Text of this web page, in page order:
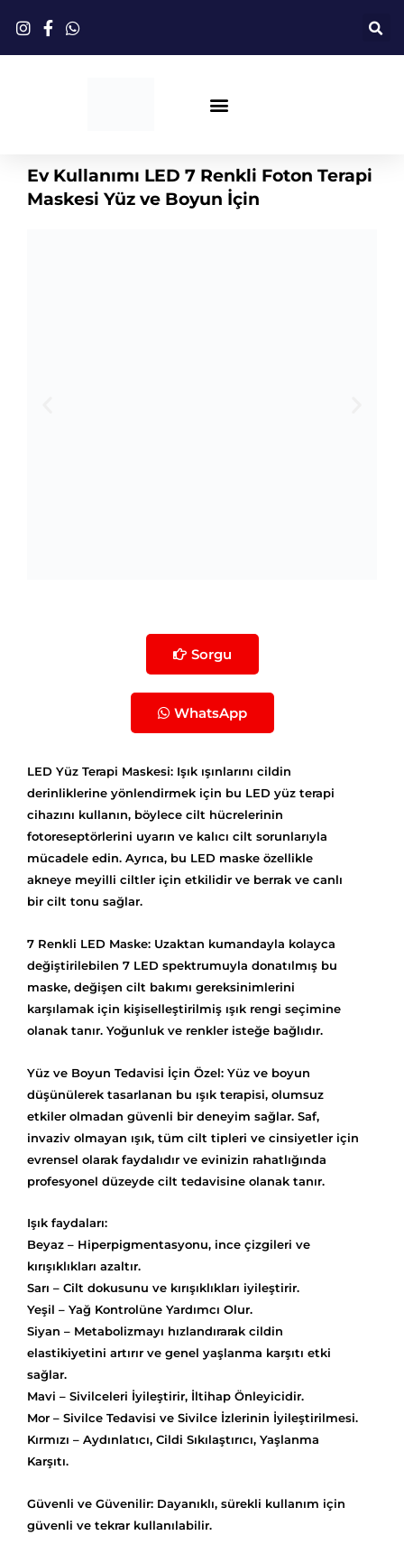
atla
Ev Kullanımı LED 7 Renkli Foton Terapi
Maskesi Yüz ve Boyun İçin
Sorgu
WhatsApp
LED Yüz Terapi Maskesi: Işık ışınlarını cildin
derinliklerine yönlendirmek için bu LED yüz terapi
cihazını kullanın, böylece cilt hücrelerinin
fotoreseptörlerini uyarın ve kalıcı cilt sorunlarıyla
mücadele edin. Ayrıca, bu LED maske özellikle
akneye meyilli ciltler için etkilidir ve berrak ve canlı
bir cilt tonu sağlar.
7 Renkli LED Maske: Uzaktan kumandayla kolayca
değiştirilebilen 7 LED spektrumuyla donatılmış bu
maske, değişen cilt bakımı gereksinimlerini
karşılamak için kişiselleştirilmiş ışık rengi seçimine
olanak tanır. Yoğunluk ve renkler isteğe bağlıdır.
Yüz ve Boyun Tedavisi İçin Özel: Yüz ve boyun
düşünülerek tasarlanan bu ışık terapisi, olumsuz
etkiler olmadan güvenli bir deneyim sağlar. Saf,
invaziv olmayan ışık, tüm cilt tipleri ve cinsiyetler için
evrensel olarak faydalıdır ve evinizin rahatlığında
profesyonel düzeyde cilt tedavisine olanak tanır.
Işık faydaları:
Beyaz – Hiperpigmentasyonu, ince çizgileri ve
kırışıklıkları azaltır.
Sarı – Cilt dokusunu ve kırışıklıkları iyileştirir.
Yeşil – Yağ Kontrolüne Yardımcı Olur.
Siyan – Metabolizmayı hızlandırarak cildin
elastikiyetini artırır ve genel yaşlanma karşıtı etki
sağlar.
Mavi – Sivilceleri İyileştirir, İltihap Önleyicidir.
Mor – Sivilce Tedavisi ve Sivilce İzlerinin İyileştirilmesi.
Kırmızı – Aydınlatıcı, Cildi Sıkılaştırıcı, Yaşlanma
Karşıtı.
Güvenli ve Güvenilir: Dayanıklı, sürekli kullanım için
güvenli ve tekrar kullanılabilir.